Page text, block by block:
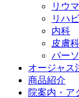
リウ
リハ
内科
皮膚科
パー
オージャス
商品紹介
院案内・ア